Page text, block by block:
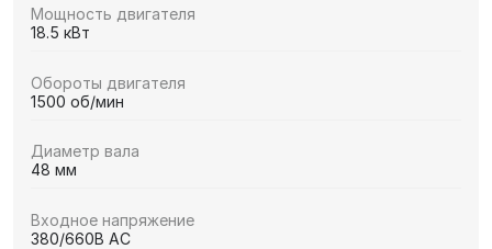
Мощность двигателя
18.5 кВт
Обороты двигателя
1500 об/мин
Диаметр вала
48 мм
Входное напряжение
380/660В AC